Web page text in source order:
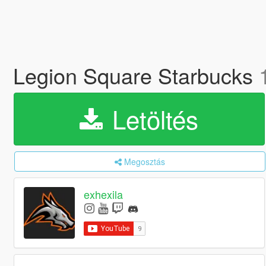
Legion Square Starbucks
Letöltés
Megosztás
exhexila